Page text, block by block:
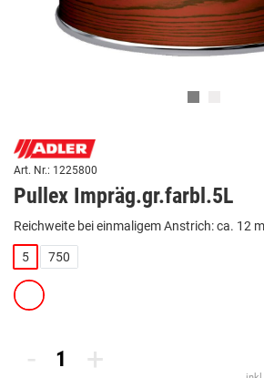
Art. Nr.: 1225800
Pullex Impräg.gr.farbl.5L
Reichweite bei einmaligem Anstrich: ca. 12
5 750
- +